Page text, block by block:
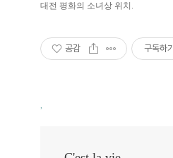
대전 평화의 소녀상 위치.
공감 구독하
,